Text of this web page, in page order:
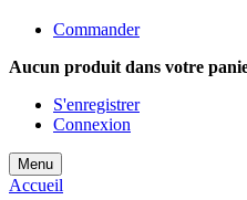
Commander
Aucun produit dans votre
S'enregistrer
Connexion
Menu
Accueil